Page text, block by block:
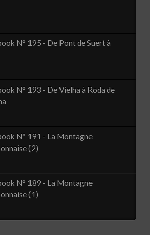
N° 195 - De Pont de Suert à
N° 193 - De Vielha à Roda de
N° 191 - La Montagne
(2)
N° 189 - La Montagne
(1)